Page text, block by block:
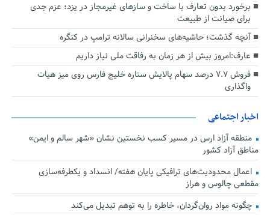
برخورد بدون تعارف با ساخت‌ و سازهای غیرمجاز در یزد؛ عزم جدی
برای صیانت از طبیعت
آنچه گذشت؛ حاشیه‌های سخنرانی سالانه ترامپ در کنگره
عارف:امروز بیش از هر زمان به رفاقت ملی نیاز داریم
فروش ۷.۷ درصد سهام پالایش ستاره خلیج فارس روی میز هیات
واگذاری
اخبار اجتماعی
منطقه آزاد ارس در مسیر کسب نخستین نشان «شهر سالم و ایمن»
مناطق آزاد کشور
اعمال محدودیت‌های ترافیکی پایان هفته/ انسداد و یکطرفه‌سازی
مقطعی چالوس و هراز
چگونه مواد روان‌گردان، خاطره را به توهم تبدیل می‌کند